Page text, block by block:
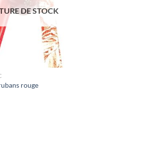
DE STOCK
rouge